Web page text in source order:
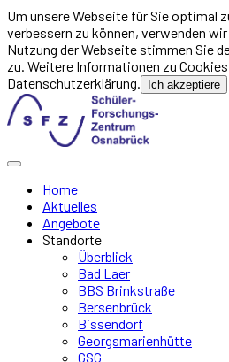
Um unsere Webseite für Sie optimal
verbessern zu können, verwenden
Nutzung der Webseite stimmen Sie
zu. Weitere Informationen zu
Datenschutzerklärung.
Ich akzeptiere
Home
Aktuelles
Angebote
Standorte
Überblick
Bad Laer
BBS Brinkstraße
Bersenbrück
Bissendorf
Georgsmarienhütte
GSG